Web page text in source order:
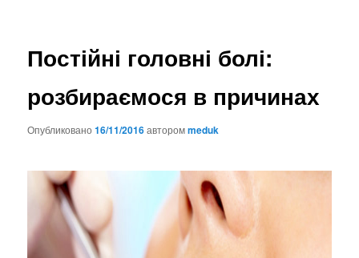
Постійні головні болі:
розбираємося в причинах
Опубликовано16/11/2016авторомmeduk